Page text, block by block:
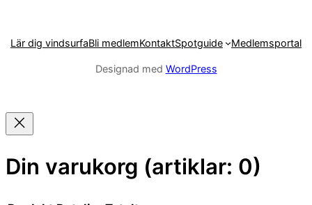
Lär dig vindsurfaBli medlemKontaktSpotguide Medlemsportal
Designad med WordPress
Din varukorg (artiklar: 0)